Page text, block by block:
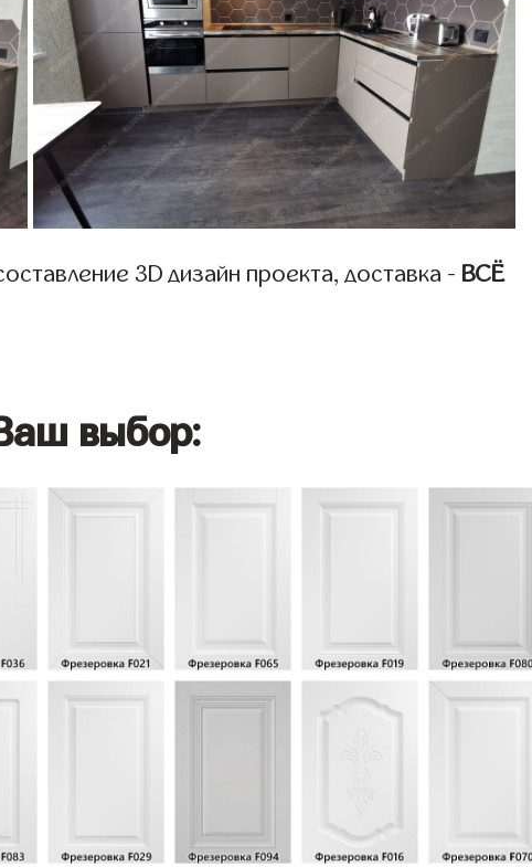
3D дизайн проекта, доставка - ВСЁ
выбор: